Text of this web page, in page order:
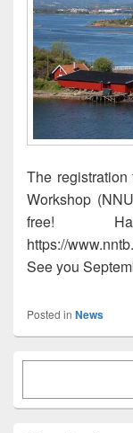
The
Workshop
free!
https://
See you
Posted in News
Primary
Area